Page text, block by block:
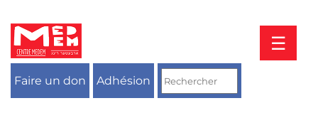
contenu
☰
Faire un don Adhésion